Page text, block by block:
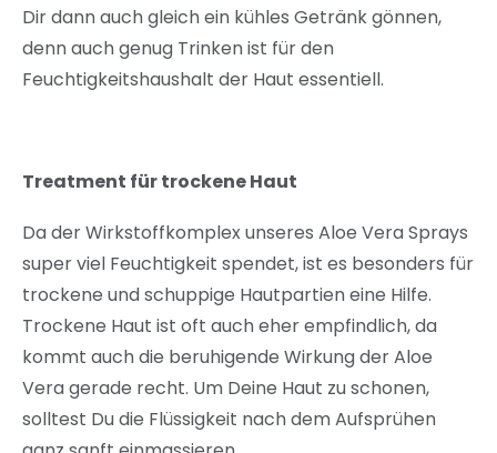
Dir dann auch gleich ein kühles Getränk gönnen,
denn auch genug Trinken ist für den
Feuchtigkeitshaushalt der Haut essentiell.
Treatment für trockene Haut
Da der Wirkstoffkomplex unseres Aloe Vera Sprays
super viel Feuchtigkeit spendet, ist es besonders für
trockene und schuppige Hautpartien eine Hilfe.
Trockene Haut ist oft auch eher empfindlich, da
kommt auch die beruhigende Wirkung der Aloe
Vera gerade recht. Um Deine Haut zu schonen,
solltest Du die Flüssigkeit nach dem Aufsprühen